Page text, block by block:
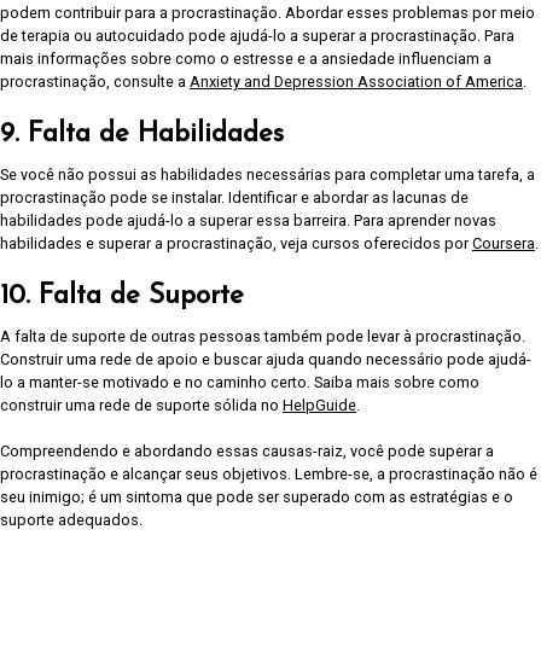
podem contribuir para a procrastinação. Abordar esses problemas por meio
de terapia ou autocuidado pode ajudá-lo a superar a procrastinação. Para
mais informações sobre como o estresse e a ansiedade influenciam a
procrastinação, consulte a Anxiety and Depression Association of America
9. Falta de Habilidades
Se você não possui as habilidades necessárias para completar uma tarefa, a
procrastinação pode se instalar. Identificar e abordar as lacunas de
habilidades pode ajudá-lo a superar essa barreira. Para aprender novas
habilidades e superar a procrastinação, veja cursos oferecidos porCoursera
10. Falta de Suporte
A falta de suporte de outras pessoas também pode levar à procrastinação.
Construir uma rede de apoio e buscar ajuda quando necessário pode ajudá-
lo a manter-se motivado e no caminho certo. Saiba mais sobre como
construir uma rede de suporte sólida no HelpGuide
Compreendendo e abordando essas causas-raiz, você pode superar a
procrastinação e alcançar seus objetivos. Lembre-se, a procrastinação não é
seu inimigo; é um sintoma que pode ser superado com as estratégias e o
suporte adequados.